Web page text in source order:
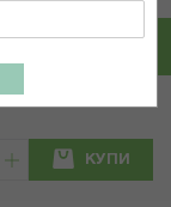
лв.
лв.
КУПИ